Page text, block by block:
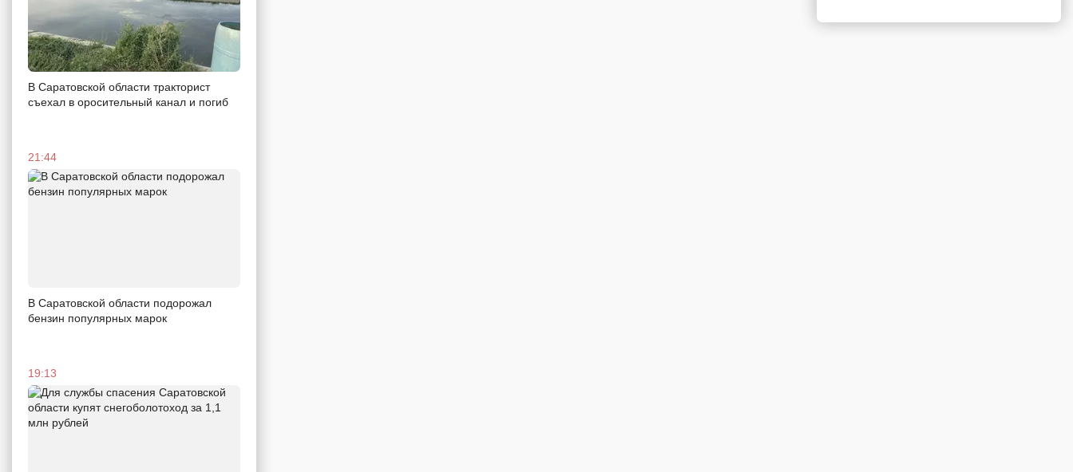
В Саратовской области тракторист
съехал в оросительный канал и погиб
21:44
В Саратовской области подорожал
бензин популярных марок
19:13